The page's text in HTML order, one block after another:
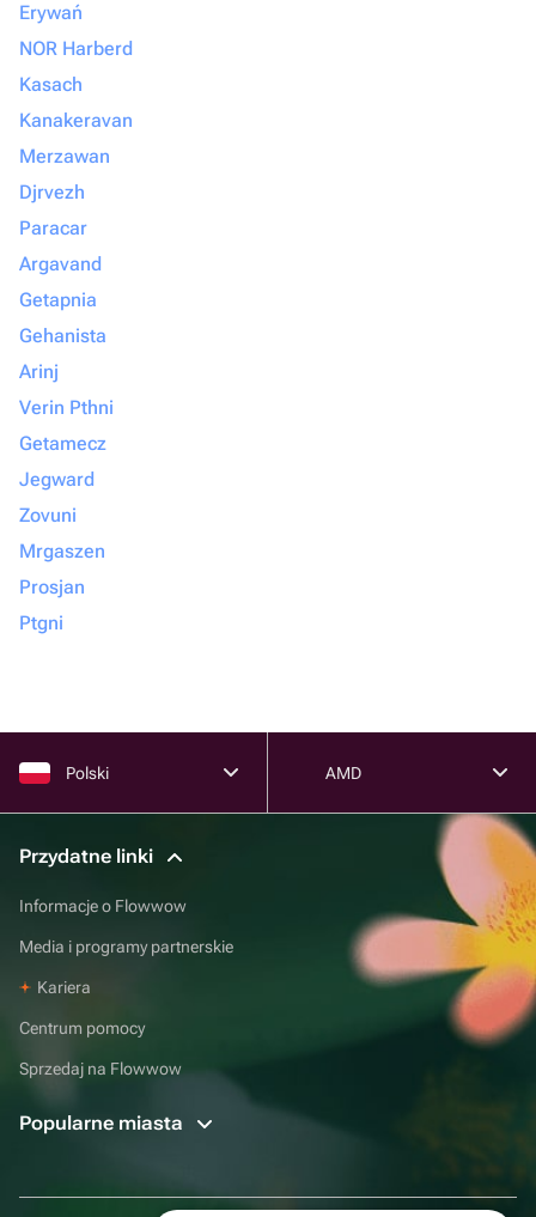
Erywań
NOR Harberd
Kasach
Kanakeravan
Merzawan
Djrvezh
Paracar
Argavand
Getapnia
Gehanista
Arinj
Verin Pthni
Getamecz
Jegward
Zovuni
Mrgaszen
Prosjan
Ptgni
Polski AMD
Przydatne linki
Informacje o Flowwow
Media i programy partnerskie
Kariera
Centrum pomocy
Sprzedaj na Flowwow
Popularne miasta